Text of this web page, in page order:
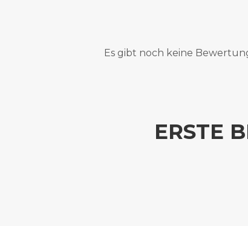
Es gibt noch keine
ERSTE